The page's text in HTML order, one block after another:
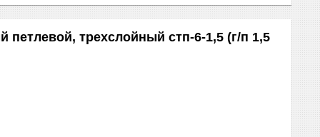
петлевой, трехслойный стп-6-1,5 (г/п 1,5